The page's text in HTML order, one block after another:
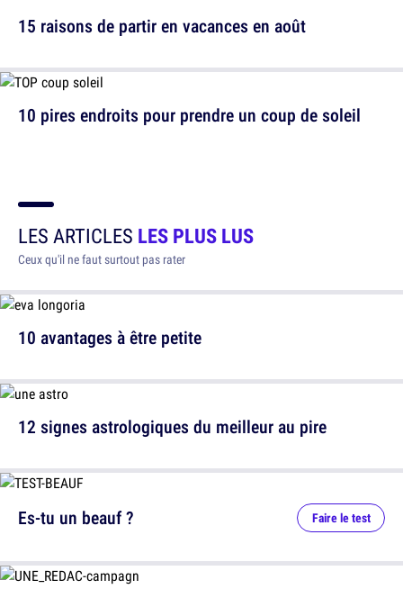
15 raisons de partir en vacances en août
10 pires endroits pour prendre un coup de soleil
LES ARTICLES LES PLUS LUS
Ceux qu'il ne faut surtout pas rater
10 avantages à être petite
12 signes astrologiques du meilleur au pire
Es-tu un beauf ? Faire le test